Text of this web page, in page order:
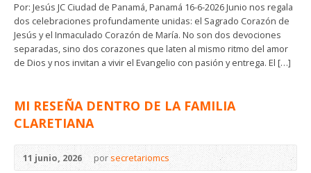
Por: Jesús JC Ciudad de Panamá, Panamá 16-6-2026 Junio nos regala
dos celebraciones profundamente unidas: el Sagrado Corazón de
Jesús y el Inmaculado Corazón de María. No son dos devociones
separadas, sino dos corazones que laten al mismo ritmo del amor
de Dios y nos invitan a vivir el Evangelio con pasión y entrega. El […]
MI RESEÑA DENTRO DE LA FAMILIA
CLARETIANA
11 junio, 2026 porsecretariomcs